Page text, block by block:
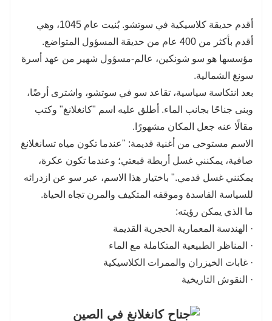
أقدم حديقة كلاسيكية في سوتشو. بُنيت عام 1045، وهي
أقدم بأكثر من 400 عام من حديقة المسؤول المتواضع.
مؤسسها هو سو شونكين، عالم-مسؤول شهير من عهد أسرة
سونغ الشمالية.
بعد انتكاسة سياسية، تقاعد سو في سوتشو، واشترى أرضًا،
وبنى جناحًا بجانب الماء. أطلق عليه اسم "كانغلانغ" وكتب
مقالًا عنه جعل المكان مشهورًا.
الاسم مستوحى من أغنية قديمة: "عندما تكون مياه تسانغلانغ
صافية، يمكنني غسل أربطة قبعتي؛ وعندما تكون عكرة،
يمكنني غسل قدمي." باختيار هذا الاسم، عبر سو عن ازدرائه
للسياسة الفاسدة وموقفه المتكيف والمرن تجاه الحياة.
ما الذي يمكن رؤيته:
· الهندسة المعمارية الحجرية القديمة
· المناظر الطبيعية المتكاملة مع الماء
· غابات الخيزران والممرات الكلاسيكية
· النقوش التاريخية